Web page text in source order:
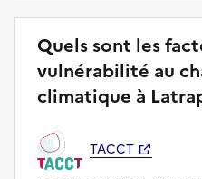
Quels sont les
vulnérabilité au
climatique à
TACCT